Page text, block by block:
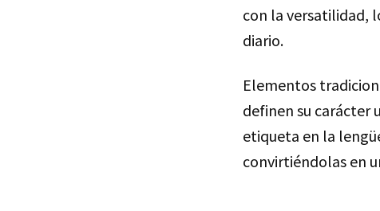
con la versatilidad,
diario.
Elementos
definen su
etiqueta en la
convirtiéndolas en